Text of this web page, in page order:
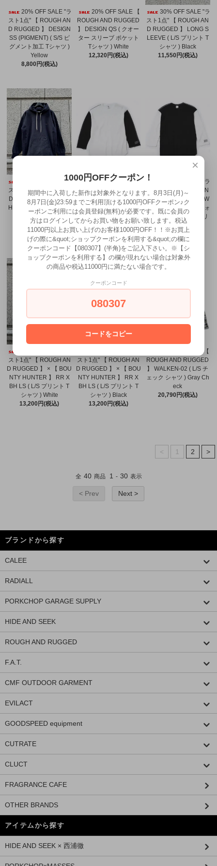
20% OFF SALE "ラ
スト1点" 【 ROUGH AN
D RUGGED 】 DESIGN
SS (PIGMENT) ( S/S ピ
グメント加工 Tシャツ )
Yellow
8,800円(税込)
20% OFF SALE 【
ROUGH AND RUGGED
】 DESIGN QS ( クオー
ター スリーブ ポケット
Tシャツ ) White
12,320円(税込)
30% OFF SALE "ラ
スト1点" 【 ROUGH AN
D RUGGED 】 LONG S
LEEVE ( L/S プリント T
シャツ ) Black
11,550円(税込)
20% OFF SALE "ラ
スト1点" 【 ROUGH AN
D RUGGED 】 CHAMP
HOODIE ( プルオーバー
パーカー ) Navy
26,400円(税込)
30% OFF SALE "ラ
スト1点" 【 ROUGH AN
D RUGGED 】 ODD / W
AFFLE ( ワッフル クウォ
ーター セットイン スリ
ーブ ) White
15,400円(税込)
30% OFF SALE "ラ
スト1点" 【 ROUGH AN
D RUGGED 】 ODD / W
AFFLE ( ワッフル クウォ
ーター セットイン スリ
ーブ ) Black
15,400円(税込)
スト1点" 【 ROUGH AN
D RUGGED 】 × 【 BOU
NTY HUNTER 】 RR X
BH LS ( L/S プリント T
シャツ ) White
13,200円(税込)
スト1点" 【 ROUGH AN
D RUGGED 】 × 【 BOU
NTY HUNTER 】 RR X
BH LS ( L/S プリント T
シャツ ) Black
13,200円(税込)
30% OFF SALE 【
ROUGH AND RUGGED
】 WALKEN-02 ( L/S チ
ェック シャツ ) Gray Ch
eck
20,790円(税込)
< 1 2 >
全 40 商品 1 - 30 表示
< Prev Next >
ブランドから探す
CALEE
RADIALL
PORKCHOP GARAGE SUPPLY
HIDE AND SEEK
ROUGH AND RUGGED
F.A.T.
CMF OUTDOOR GARMENT
EVILACT
GOODSPEED equipment
CUTRATE
CLUCT
FRAGRANCE CAFE
OTHER BRANDS
アイテムから探す
HIDE AND SEEK × 西浦徹
×
1000円OFFクーポン！
期間中に入荷した新作は対象外となります。8月3日(月)～
8月7日(金)23:59までご利用頂ける1000円OFFクーポン♪ク
ーポンご利用には会員登録(無料)が必要です。既に会員の
方はログインしてからお買い物をお願い致します。税込
11000円以上お買い上げのお客様1000円OFF！！※お買上
げの際に&quot;ショップクーポンを利用する&quot;の欄に
クーポンコード【080307】(半角)をご記入下さい。※【シ
ョップクーポンを利用する】の欄が現れない場合は対象外
の商品や税込11000円に満たない場合です。
クーポンコード
080307
コードをコピー